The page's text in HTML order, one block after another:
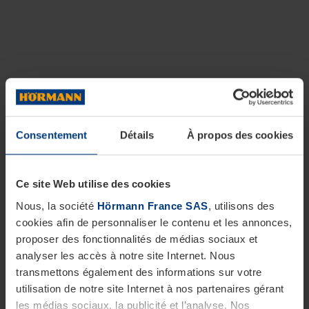
Consentement Détails À propos des cookies
Ce site Web utilise des cookies
Nous, la société Hörmann France SAS, utilisons des
cookies afin de personnaliser le contenu et les annonces,
proposer des fonctionnalités de médias sociaux et
analyser les accès à notre site Internet. Nous
transmettons également des informations sur votre
utilisation de notre site Internet à nos partenaires gérant
les médias sociaux, la publicité et l’analyse. Nos